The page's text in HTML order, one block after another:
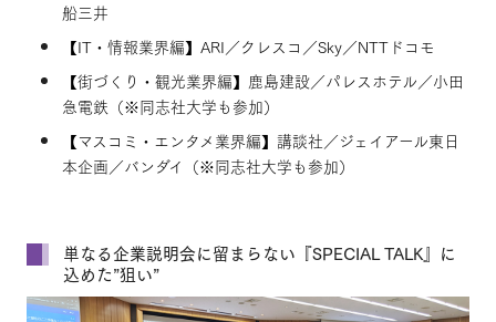
船三井
【IT・情報業界編】ARI／クレスコ／Sky／NTTドコモ
【街づくり・観光業界編】鹿島建設／パレスホテル／小田
急電鉄（※同志社大学も参加）
【マスコミ・エンタメ業界編】講談社／ジェイアール東日
本企画／バンダイ（※同志社大学も参加）
単なる企業説明会に留まらない『SPECIAL TALK』に
込めた”狙い”